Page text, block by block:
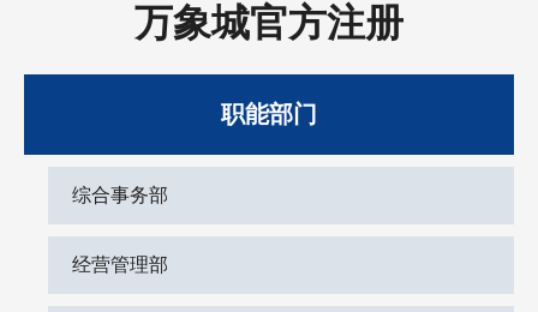
万象城官方注册
职能部门
综合事务部
经营管理部